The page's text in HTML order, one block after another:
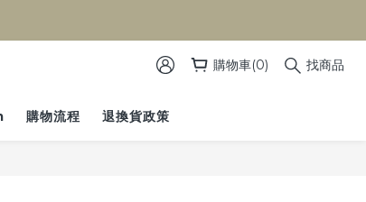
購物車(0) 找商品
購物流程 退換貨政策